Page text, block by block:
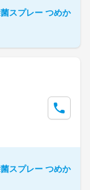
スプレー つめか
スプレー つめか